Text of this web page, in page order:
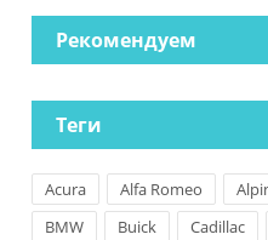
Рекомендуем
Теги
Acura Alfa Romeo
BMW
Buick Cadillac